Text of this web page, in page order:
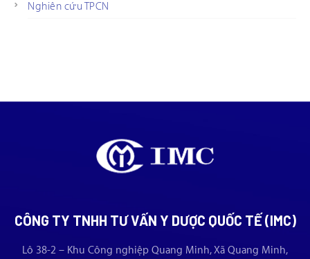
Nghiên cứu TPCN
CÔNG TY TNHH TƯ VẤN Y DƯỢC QUỐC TẾ (IMC)
Lô 38-2 – Khu Công nghiệp Quang Minh, Xã Quang Minh,